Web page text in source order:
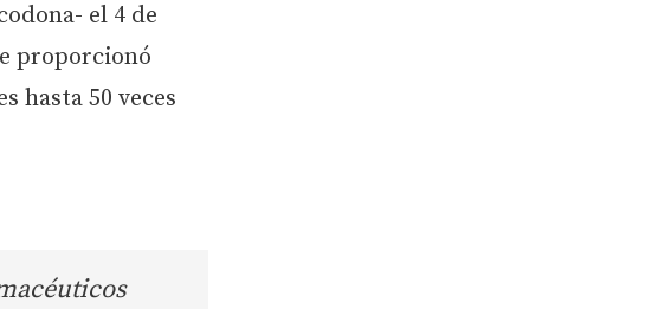
el 4 de
proporcionó
hasta 50 veces